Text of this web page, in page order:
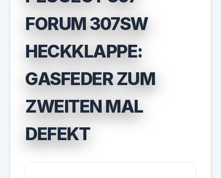
FORUM 307SW
HECKKLAPPE:
GASFEDER ZUM
ZWEITEN MAL
DEFEKT